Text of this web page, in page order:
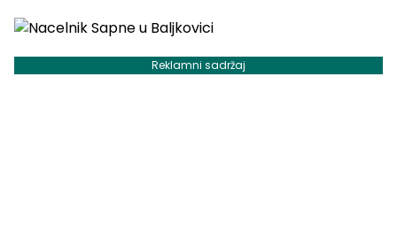
Reklamni sadržaj